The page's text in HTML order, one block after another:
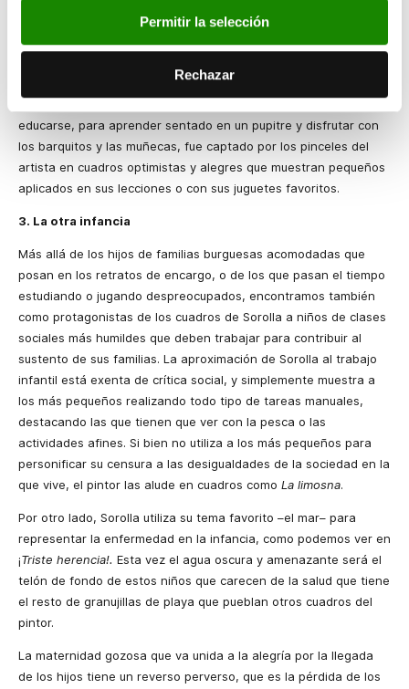
Permitir la selección
Rechazar
Ilustración que promovían una infancia gozosa y culta –por ejem­
plo en el
importantes a cultivar por los que serían los adultos del mañana,
educarse, para aprender sentado en un pupitre y disfrutar con
los barquitos y las muñecas, fue captado por los pinceles del
artista en cuadros op­timistas y alegres que muestran pequeños
aplicados en sus lecciones o con sus juguetes favoritos.
3. La otra infancia
Más allá de los hijos de familias burguesas acomodadas que
posan en los retratos de encargo, o de los que pasan el tiempo
estudiando o jugando despreocupados, encontramos también
como protagonistas de los cuadros de Sorolla a niños de clases
sociales más humildes que deben tra­bajar para contribuir al
sustento de sus familias. La aproximación de Sorolla al trabajo
infantil está exenta de crítica social, y simplemente muestra a
los más pequeños realizando todo tipo de tareas manuales,
destacando las que tienen que ver con la pesca o las
actividades afines. Si bien no utiliza a los más pequeños para
personificar su censura a las desigualdades de la sociedad en la
que vive, el pintor las alude en cuadros como La limosna.
Por otro lado, Sorolla utiliza su tema favorito –el mar– para
representar la enfermedad en la infan­cia, como podemos ver en
¡Triste herencia!. Esta vez el agua oscura y amenazante será el
telón de fondo de estos niños que carecen de la salud que tiene
el resto de granujillas de playa que pueblan otros cuadros del
pintor.
La maternidad gozosa que va unida a la alegría por la llegada
de los hijos tiene un reverso perver­so, que es la pérdida de los